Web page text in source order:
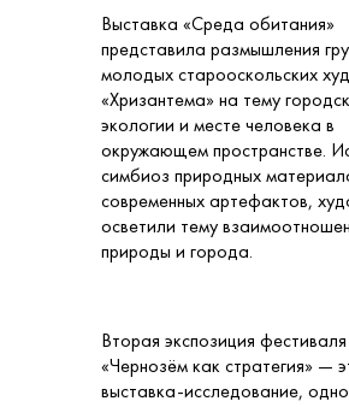
Выставка «Среда обитания»
представила размышления
молодых старооскольских
«Хризантема» на тему
экологии и месте человека в
окружающем пространстве.
симбиоз природных
современных артефактов,
осветили тему
природы и города.
Вторая экспозиция
«Чернозём как стратегия» —
выставка-исследование,